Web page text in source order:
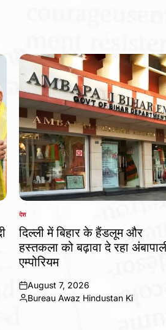
POSTED
IN
देश
दिल्ली में बिहार के हैंडलूम और
हस्तकला को बढ़ावा दे रहा
एम्पोरियम
on
August 7, 2026
Posted
Bureau Awaz Hindustan Ki